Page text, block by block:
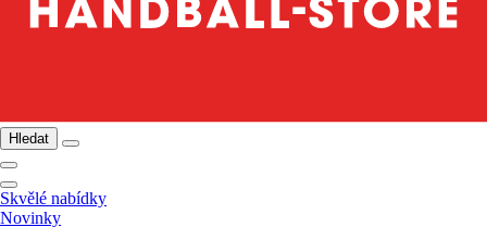
Hledat
Skvělé nabídky
Novinky